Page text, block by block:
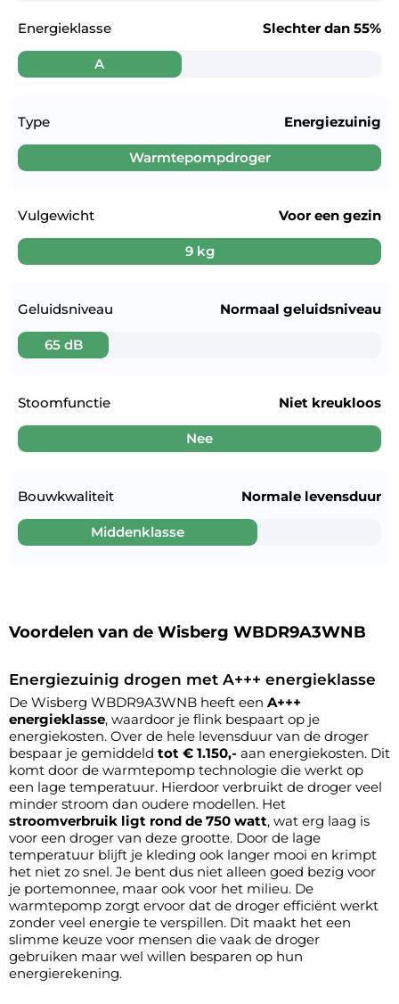
Energieklasse
A
Slechter dan 55%
Type
Warmtepompdroger
Energiezuinig
Vulgewicht
9 kg
Voor een gezin
Geluidsniveau
65 dB
Normaal geluidsniveau
Stoomfunctie
Nee
Niet kreukloos
Bouwkwaliteit
Middenklasse
Normale levensduur
Voordelen van de Wisberg WBDR9A3WNB
Energiezuinig drogen met A+++ energieklasse
De Wisberg WBDR9A3WNB heeft een A+++
energieklasse, waardoor je flink bespaart op je
energiekosten. Over de hele levensduur van de droger
bespaar je gemiddeld tot € 1.150,- aan energiekosten. Dit
komt door de warmtepomp technologie die werkt op
een lage temperatuur. Hierdoor verbruikt de droger veel
minder stroom dan oudere modellen. Het
stroomverbruik ligt rond de 750 watt, wat erg laag is
voor een droger van deze grootte. Door de lage
temperatuur blijft je kleding ook langer mooi en krimpt
het niet zo snel. Je bent dus niet alleen goed bezig voor
je portemonnee, maar ook voor het milieu. De
warmtepomp zorgt ervoor dat de droger efficiënt werkt
zonder veel energie te verspillen. Dit maakt het een
slimme keuze voor mensen die vaak de droger
gebruiken maar wel willen besparen op hun
energierekening.